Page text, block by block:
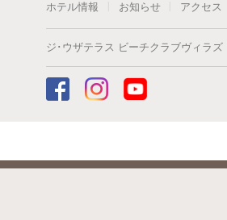
ホテル情報 お知らせ アクセス
ジ･ウザテラス ビーチクラブヴィラズ